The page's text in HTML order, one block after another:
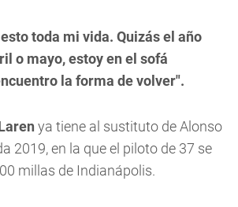
toda mi vida. Quizás el año
o mayo, estoy en el sofá
la forma de volver".
ya tiene al sustituto de Alonso
2019, en la que el piloto de 37 se
millas de Indianápolis.